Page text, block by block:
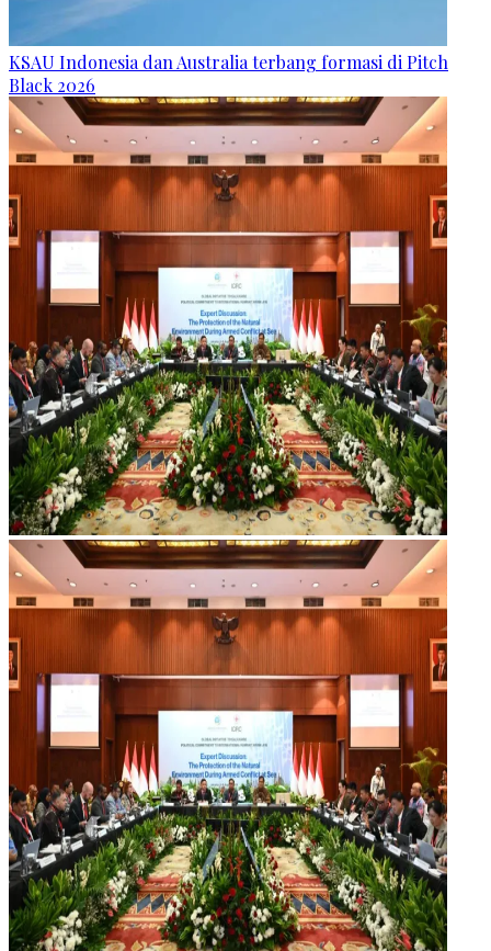
KSAU Indonesia dan Australia terbang formasi di Pitch
Black 2026